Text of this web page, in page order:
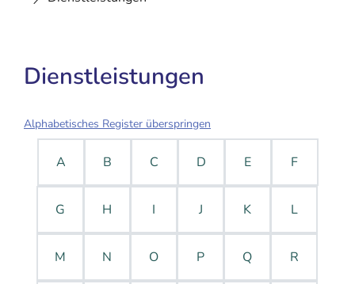
Dienstleistungen
Alphabetisches Register überspringen
A B C D E F
G H I J K L
M N O P Q R